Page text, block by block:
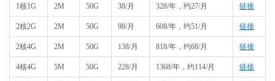
1核1G 2M 50G 38/月 328/年，约27/月 链接
2核2G 2M 50G 98/月 608/年，约51/月 链接
2核4G 2M 50G 138/月 818/年，约68/月 链接
4核4G 5M 50G 228/月 1368/年，约114/月 链接